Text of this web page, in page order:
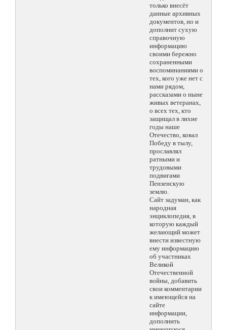
только внесёт
данные архивных
документов, но и
дополнит сухую
справочную
информацию
своими бережно
сохраненными
воспоминаниями о
тех, кого уже нет с
нами рядом,
рассказами о ныне
живых ветеранах,
о всех тех, кто
защищал в лихие
годы наше
Отечество, ковал
Победу в тылу,
прославлял
ратными и
трудовыми
подвигами
Пензенскую
землю.
Сайт задуман, как
народная
энциклопедия, в
которую каждый
желающий может
внести известную
ему информацию
об участниках
Великой
Отечественной
войны, добавить
свои комментарии
к имеющейся на
сайте
информации,
дополнить